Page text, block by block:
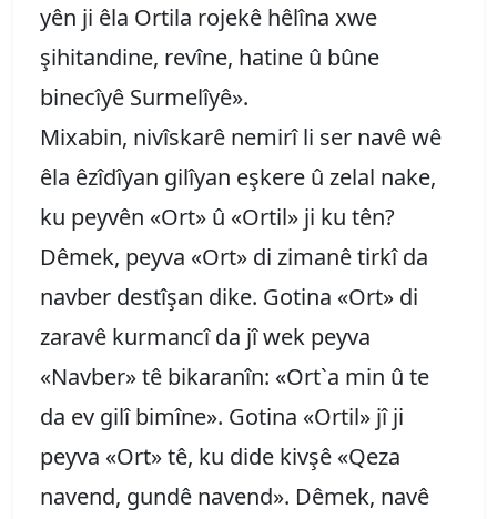
yên ji êla Ortila rojekê hêlîna xwe
şihitandine, revîne, hatine û bûne
binecîyê Surmelîyê».
Mixabin, nivîskarê nemirî li ser navê wê
êla êzîdîyan gilîyan eşkere û zelal nake,
ku peyvên «Ort» û «Ortil» ji ku tên?
Dêmek, peyva «Ort» di zimanê tirkî da
navber destîşan dike. Gotina «Ort» di
zaravê kurmancî da jî wek peyva
«Navber» tê bikaranîn: «Ort`a min û te
da ev gilî bimîne». Gotina «Ortil» jî ji
peyva «Ort» tê, ku dide kivşê «Qeza
navend, gundê navend». Dêmek, navê